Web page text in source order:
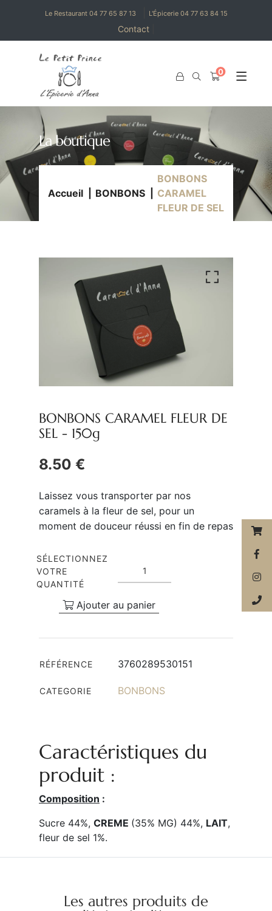
Le Restaurant 04 77 65 87 13 L'Épicerie 04 77 63 84 15
Contact
0
La boutique
Accueil BONBONS
BONBONS
CARAMEL
FLEUR DE SEL
BONBONS CARAMEL FLEUR DE
SEL - 150g
8.50 €
Laissez vous transporter par nos
caramels à la fleur de sel, pour un
moment de douceur réussi en fin de repas
SÉLECTIONNEZ
VOTRE
QUANTITÉ
Ajouter au panier
RÉFÉRENCE 3760289530151
CATEGORIE BONBONS
Caractéristiques du
produit :
Composition :
Sucre 44%, CREME (35% MG) 44%, LAIT,
fleur de sel 1%.
Les autres produits de